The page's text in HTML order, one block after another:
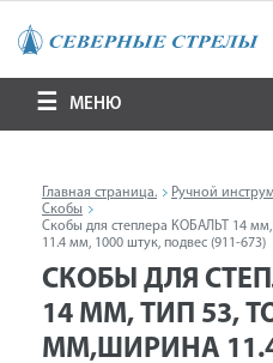
МЕНЮ
Главная страница. Ручной
Скобы
Скобы для степлера КОБАЛЬТ 14
11.4 мм, 1000 штук, подвес (911-673)
СКОБЫ ДЛЯ
14 ММ, ТИП 53,
ММ,ШИРИНА